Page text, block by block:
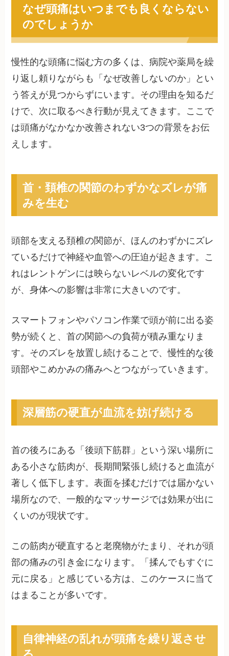
なぜ頭痛はいつまでも良くならない
のでしょうか
慢性的な頭痛に悩む方の多くは、病院や薬局を繰
り返し頼りながらも「なぜ改善しないのか」とい
う答えが見つからずにいます。その理由を知るだ
けで、次に取るべき行動が見えてきます。ここで
は頭痛がなかなか改善されない3つの背景をお伝
えします。
首・頚椎の関節のわずかなズレが痛
みを生む
頭部を支える頚椎の関節が、ほんのわずかにズレ
ているだけで神経や血管への圧迫が起きます。こ
れはレントゲンには映らないレベルの変化です
が、身体への影響は非常に大きいのです。
スマートフォンやパソコン作業で頭が前に出る姿
勢が続くと、首の関節への負荷が積み重なりま
す。そのズレを放置し続けることで、慢性的な後
頭部やこめかみの痛みへとつながっていきます。
深層筋の硬直が血流を妨げ続ける
首の後ろにある「後頭下筋群」という深い場所に
ある小さな筋肉が、長期間緊張し続けると血流が
著しく低下します。表面を揉むだけでは届かない
場所なので、一般的なマッサージでは効果が出に
くいのが現状です。
この筋肉が硬直すると老廃物がたまり、それが頭
部の痛みの引き金になります。「揉んでもすぐに
元に戻る」と感じている方は、このケースに当て
はまることが多いです。
自律神経の乱れが頭痛を繰り返させ